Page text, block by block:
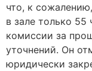
что, к
в зале только 55
комиссии за
уточнений. Он
юридически